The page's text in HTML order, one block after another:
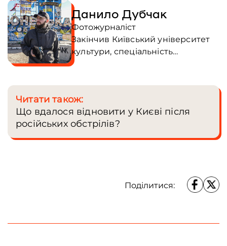
Данило Дубчак
Фотожурналіст
Закінчив Київський університет
культури, спеціальність
«Аудіовізуальне мистецтво та
детально й відверто показувати
події, пов’язані з війною Росії
проти України. Брав участь у
фотовиставках Russian War
Crimes у парламенті Великої
Читати також:
Що вдалося відновити у Києві після
російських обстрілів?
Поділитися: